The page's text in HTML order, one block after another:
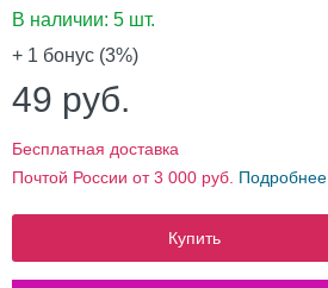
В наличии: 5 шт.
+ 1 бонус (3%)
49 руб.
Бесплатная доставка
Почтой России от 3 000 руб. Подробнее
Купить